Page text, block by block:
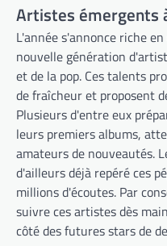
Artistes émergents
L'année s'annonce riche
nouvelle génération
et de la pop. Ces talents
de fraîcheur et proposent
Plusieurs d'entre eux
leurs premiers albums,
amateurs de nouveautés.
d'ailleurs déjà repéré ces
millions d'écoutes. Par
suivre ces artistes dès
côté des futures stars de